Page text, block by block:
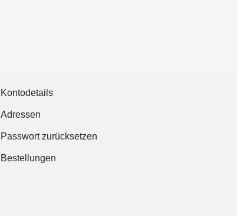
Kontodetails
Adressen
Passwort zurücksetzen
Bestellungen